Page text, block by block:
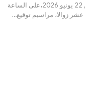
الإثنين 22 يونيو 2026،على الساعة
عشر زوالا، مراسيم توقيع…